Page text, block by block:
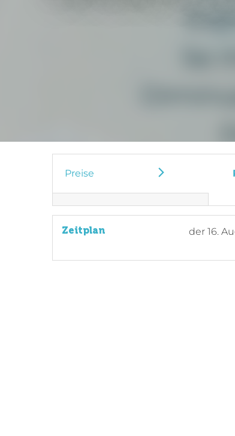
Preise
Zeitplan der 16.